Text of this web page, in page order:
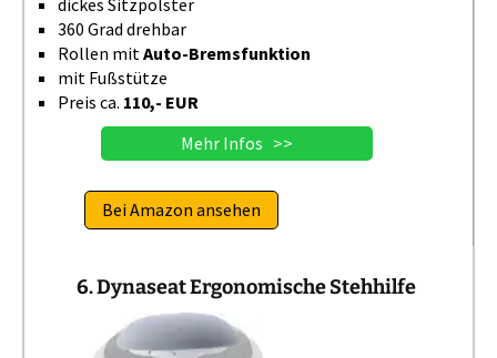
dickes Sitzpolster
360 Grad drehbar
Rollen mitAuto-Bremsfunktion
mit Fußstütze
Preis ca. 110,- EUR
Mehr Infos >>
Bei Amazon ansehen
6. Dynaseat Ergonomische Stehhilfe